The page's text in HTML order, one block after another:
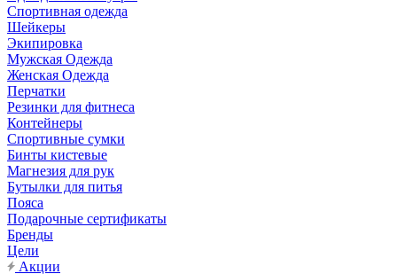
Спортивная одежда
Шейкеры
Экипировка
Мужская Одежда
Женская Одежда
Перчатки
Резинки для фитнеса
Контейнеры
Спортивные сумки
Бинты кистевые
Магнезия для рук
Бутылки для питья
Пояса
Подарочные сертификаты
Бренды
Цели
Акции